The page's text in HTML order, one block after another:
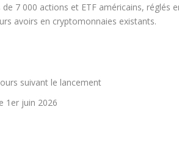
7 000 actions et ETF américains, réglés
avoirs en cryptomonnaies existants.
suivant le lancement
1 er juin 2026